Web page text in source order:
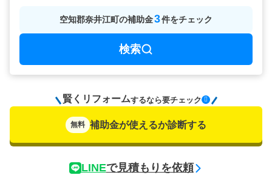
空知郡奈井江町の補助金3件をチェック
検索
賢くリフォームするなら要チェック
無料 補助金が使えるか診断する
LINEで見積もりを依頼